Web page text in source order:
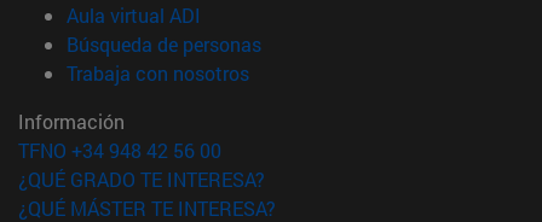
Aula virtual ADI
Búsqueda de personas(abre en nueva ventana)
Trabaja con nosotros(abre en nueva ventana)
Información
TFNO +34 948 42 56 00
¿QUÉ GRADO TE INTERESA?
¿QUÉ MÁSTER TE INTERESA?